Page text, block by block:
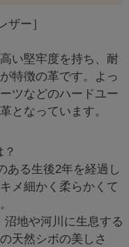
ザー］
い堅牢度を持ち、耐
特徴の革です。よっ
ツなどのハードユー
となっています。
ある生後2年を経過し
メ細かく柔らかくて
沼地や河川に生息する
天然シボの美しさ